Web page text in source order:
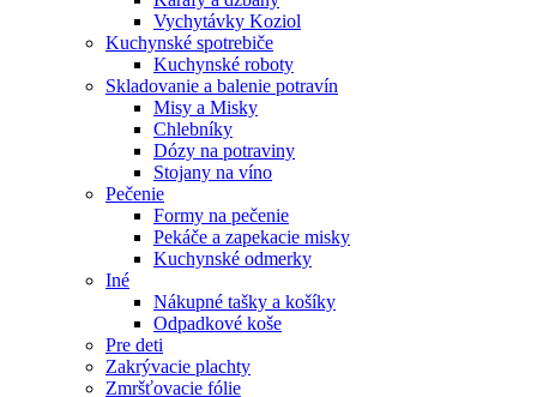
Vychytávky Koziol
Kuchynské spotrebiče
Kuchynské roboty
Skladovanie a balenie potravín
Misy a Misky
Chlebníky
Dózy na potraviny
Stojany na víno
Pečenie
Formy na pečenie
Pekáče a zapekacie misky
Kuchynské odmerky
Iné
Nákupné tašky a košíky
Odpadkové koše
Pre deti
Zakrývacie plachty
Zmršťovacie fólie